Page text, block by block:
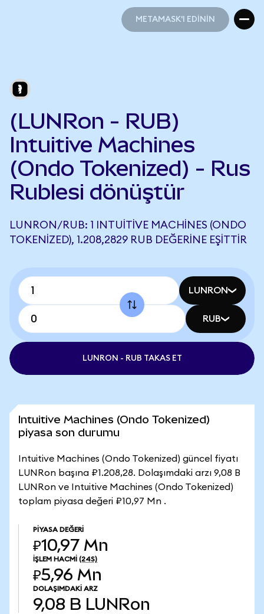
METAMASK'I EDİNİN
(LUNRon - RUB)
Intuitive Machines
(Ondo Tokenized) - Rus
Rublesi dönüştür
LUNRON/RUB: 1 INTUITIVE MACHINES (ONDO
TOKENIZED), 1.208,2829 RUB DEĞERINE EŞITTIR
LUNRON
RUB
LUNRON - RUB TAKAS ET
Intuitive Machines (Ondo Tokenized)
piyasa son durumu
Intuitive Machines (Ondo Tokenized) güncel fiyatı
LUNRon başına ₽1.208,28. Dolaşımdaki arzı 9,08 B
LUNRon ve Intuitive Machines (Ondo Tokenized)
toplam piyasa değeri ₽10,97 Mn .
PIYASA DEĞERI
₽10,97 Mn
İŞLEM HACMI (24S)
₽5,96 Mn
DOLAŞIMDAKI ARZ
9,08 B LUNRon